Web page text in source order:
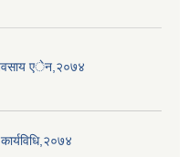
व्यवसाय एेन,२०७४